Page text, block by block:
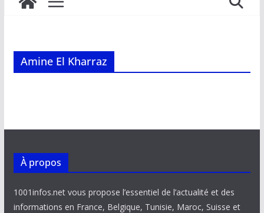
Amine El Kharraz
À propos
1001infos.net vous propose l’essentiel de l’actualité et des
informations en France, Belgique, Tunisie, Maroc, Suisse et